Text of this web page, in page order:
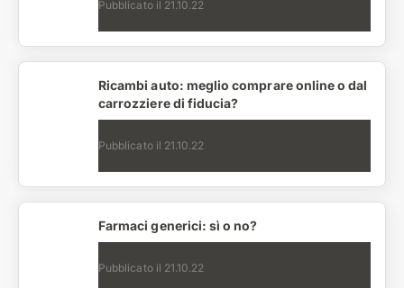
Pubblicato il 21.10.22
Ricambi auto: meglio comprare online o dal
carrozziere di fiducia?
Pubblicato il 21.10.22
Farmaci generici: sì o no?
Pubblicato il 21.10.22